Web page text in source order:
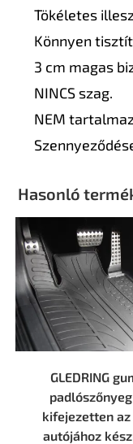
Tökéletes
Könnyen
3 cm magas
NINCS szag.
NEM
Hasonló
GLEDRING
kifejezetten az
autójához